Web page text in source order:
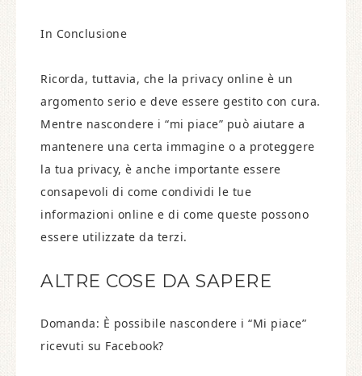
In Conclusione
Ricorda, tuttavia, che la privacy online è un
argomento serio e deve essere gestito con cura.
Mentre nascondere i “mi piace” può aiutare a
mantenere una certa immagine o a proteggere
la tua privacy, è anche importante essere
consapevoli di come condividi le tue
informazioni online e di come queste possono
essere utilizzate da terzi.
ALTRE COSE DA SAPERE
Domanda: È possibile nascondere i “Mi piace”
ricevuti su Facebook?